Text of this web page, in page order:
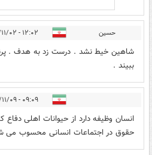
حسین ۱۲:۰۲ - ۱۴۰۲/۱۱/۰۲
شاهین خیط نشد . درست زد به هدف .
ببیند .
۰۹:۰۹ - ۱۴۰۲/۱۱/۰۹
انسان وظیفه دارد از حیوانات اهلی
حقوق در اجتماعات انسانی محسوب می